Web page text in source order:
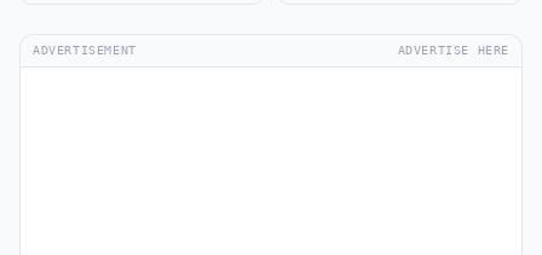
ADVERTISEMENT ADVERTISE HERE